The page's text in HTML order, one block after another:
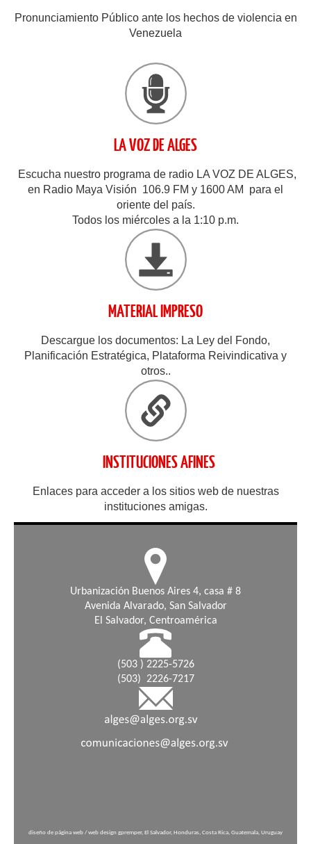
Pronunciamiento Público ante los hechos de violencia en
Venezuela
LA VOZ DE ALGES
Escucha nuestro programa de radio LA VOZ DE ALGES,
en Radio Maya Visión 106.9 FM y 1600 AM para el
oriente del país.
Todos los miércoles a la 1:10 p.m.
MATERIAL IMPRESO
Descargue los documentos: La Ley del Fondo,
Planificación Estratégica, Plataforma Reivindicativa y
otros..
INSTITUCIONES AFINES
Enlaces para acceder a los sitios web de nuestras
instituciones amigas.
Urbanización Buenos Aires 4, casa # 8
Avenida Alvarado, San Salvador
El Salvador, Centroamérica
(503 ) 2225-5726
(503) 2226-7217
diseño de página web / web design gpremper, El Salvador, Honduras, Costa Rica, Guatemala, Uruguay